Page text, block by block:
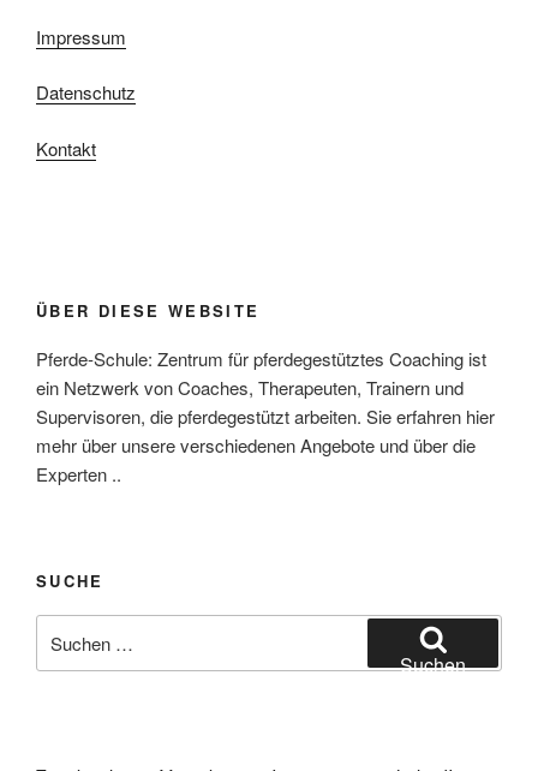
Impressum
Datenschutz
Kontakt
ÜBER DIESE WEBSITE
Pferde-Schule: Zentrum für pferdegestütztes Coaching ist
ein Netzwerk von Coaches, Therapeuten, Trainern und
Supervisoren, die pferdegestützt arbeiten. Sie erfahren hier
mehr über unsere verschiedenen Angebote und über die
Experten ..
SUCHE
nach:
Suchen